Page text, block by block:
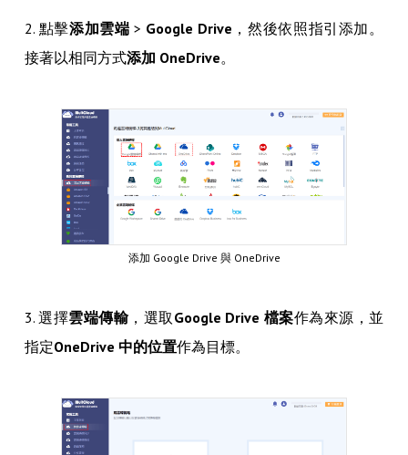
2. 點擊添加雲端 > Google Drive ，然後依照指引添加。
接著以相同方式添加 OneDrive。
添加 Google Drive​​​​​​ 與 OneDrive
3. 選擇雲端傳輸，選取 Google Drive 檔案作為來源，並
指定OneDrive 中的位置作為目標。